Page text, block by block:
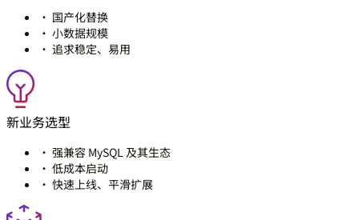
· 国产化替换
· 小数据规模
· 追求稳定、易用
新业务选型
· 强兼容 MySQL 及其生态
· 低成本启动
· 快速上线、平滑扩展